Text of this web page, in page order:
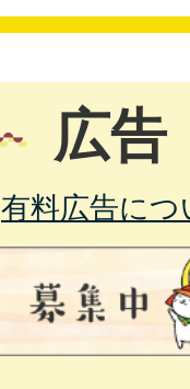
広告
有料広告につ